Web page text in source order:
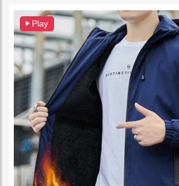
Play